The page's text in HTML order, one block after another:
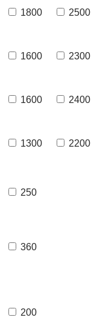
1800 2500
1600 2300
1600 2400
1300 2200
250
360
200